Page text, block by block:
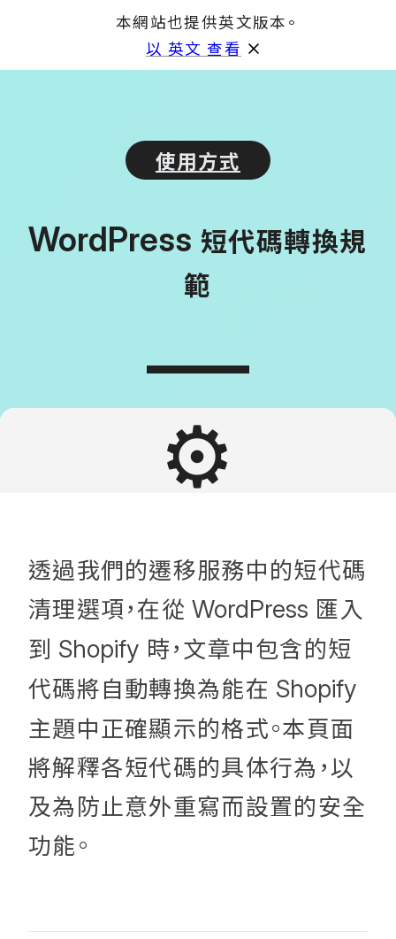
使用方式
WordPress 短代碼轉換規
範
⚙️
透過我們的遷移服務中的短代碼
清理選項，在從 WordPress 匯入
到 Shopify 時，文章中包含的短
代碼將自動轉換為能在 Shopify
主題中正確顯示的格式。本頁面
將解釋各短代碼的具体行為，以
及為防止意外重寫而設置的安全
功能。
本網站也提供英文版本。
以 英文 查看